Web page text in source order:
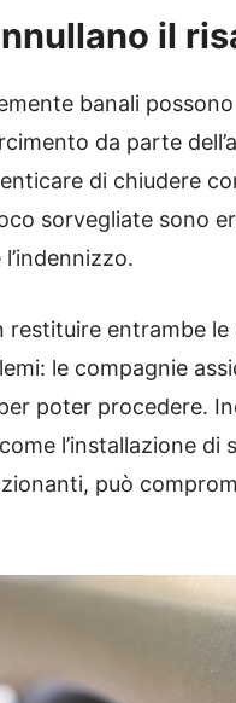
il
banali
da parte
di chiudere
sorvegliate sono
entrambe
le compagnie
poter procedere.
l’installazione
può